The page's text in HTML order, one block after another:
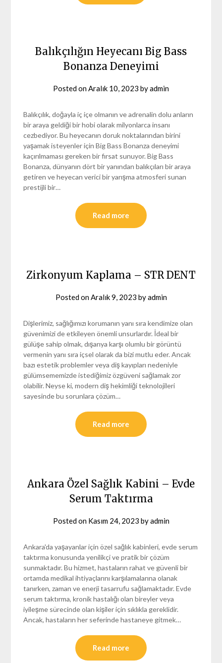
Balıkçılığın Heyecanı Big Bass
Bonanza Deneyimi
Posted on Aralık 10, 2023 byadmin
Balıkçılık, doğayla iç içe olmanın ve adrenalin dolu anların
bir araya geldiği bir hobi olarak milyonlarca insanı
cezbediyor. Bu heyecanın doruk noktalarından birini
yaşamak isteyenler için Big Bass Bonanza deneyimi
kaçırılmaması gereken bir fırsat sunuyor. Big Bass
Bonanza, dünyanın dört bir yanından balıkçıları bir araya
getiren ve heyecan verici bir yarışma atmosferi sunan
prestijli bir…
Read more
Zirkonyum Kaplama – STR DENT
Posted on Aralık 9, 2023 byadmin
Dişlerimiz, sağlığımızı korumanın yanı sıra kendimize olan
güvenimizi de etkileyen önemli unsurlardır. İdeal bir
gülüşe sahip olmak, dışarıya karşı olumlu bir görüntü
vermenin yanı sıra içsel olarak da bizi mutlu eder. Ancak
bazı estetik problemler veya diş kayıpları nedeniyle
gülümsememizde istediğimiz özgüveni sağlamak zor
olabilir. Neyse ki, modern diş hekimliği teknolojileri
sayesinde bu sorunlara çözüm…
Read more
Ankara Özel Sağlık Kabini – Evde
Serum Taktırma
Posted on Kasım 24, 2023 byadmin
Ankara'da yaşayanlar için özel sağlık kabinleri, evde serum
taktırma konusunda yenilikçi ve pratik bir çözüm
sunmaktadır. Bu hizmet, hastaların rahat ve güvenli bir
ortamda medikal ihtiyaçlarını karşılamalarına olanak
tanırken, zaman ve enerji tasarrufu sağlamaktadır. Evde
serum taktırma, kronik hastalığı olan bireyler veya
iyileşme sürecinde olan kişiler için sıklıkla gereklidir.
Ancak, hastaların her seferinde hastaneye gitmek…
Read more